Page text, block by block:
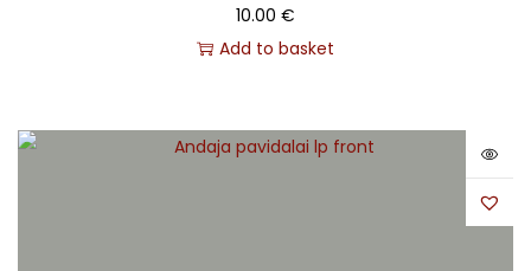
10.00 €
Add to basket